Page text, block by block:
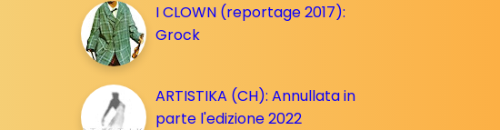
I CLOWN (reportage 2017):
Grock
ARTISTIKA (CH): Annullata in
parte l'edizione 2022